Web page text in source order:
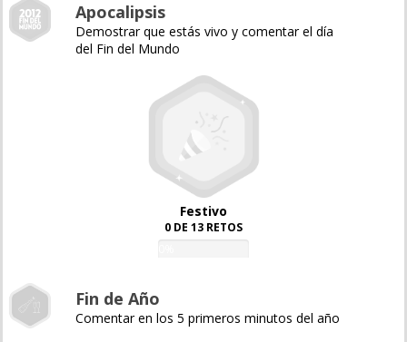
Apocalipsis
Demostrar que estás vivo y comentar el día
del Fin del Mundo
Festivo
0 DE 13 RETOS
Fin de Año
Comentar en los 5 primeros minutos del año